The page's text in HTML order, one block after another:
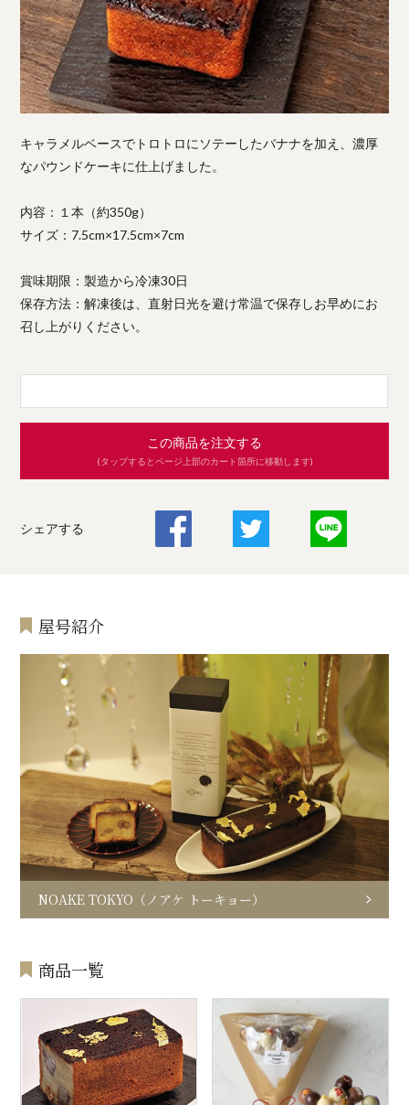
キャラメルベースでトロトロにソテーしたバナナを加え、濃厚
なパウンドケーキに仕上げました。
内容：１本（約350g）
サイズ：7.5cm×17.5cm×7cm
賞味期限：製造から冷凍30日
保存方法：解凍後は、直射日光を避け常温で保存しお早めにお
召し上がりください。
この商品を注文する
(タップするとページ上部のカート箇所に移動します)
シェアする
屋号紹介
NOAKE TOKYO（ノアケ トーキョー）
商品一覧